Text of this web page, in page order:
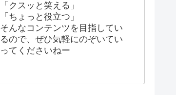
「クスッと笑える」
「ちょっと役立つ」
そんなコンテンツを目指してい
るので、ぜひ気軽にのぞいてい
ってくださいねー